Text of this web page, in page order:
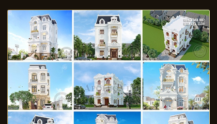
Mặt tiền: đang cập nhật
Số tầng: đang cập nhật